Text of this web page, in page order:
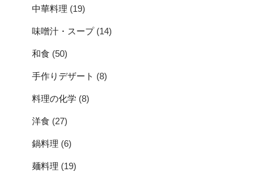
中華料理 (19)
味噌汁・スープ(14)
和食 (50)
手作りデザート (8)
料理の化学 (8)
洋食 (27)
鍋料理 (6)
麺料理 (19)